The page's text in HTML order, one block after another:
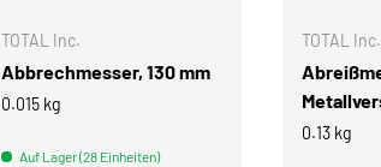
TOTAL Inc.
Abbrechmesser, 130 mm
0.015 kg
Auf Lager (28 Einheiten)
TOTAL Inc.
0.13 kg